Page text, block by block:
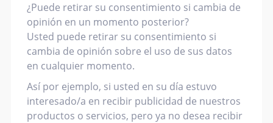
¿Puede retirar su consentimiento si cambia de
opinión en un momento posterior?
Usted puede retirar su consentimiento si
cambia de opinión sobre el uso de sus datos
en cualquier momento.
Así por ejemplo, si usted en su día estuvo
interesado/a en recibir publicidad de nuestros
productos o servicios, pero ya no desea recibir